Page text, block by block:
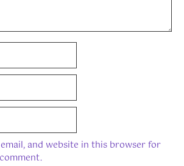
email, and website in this browser for